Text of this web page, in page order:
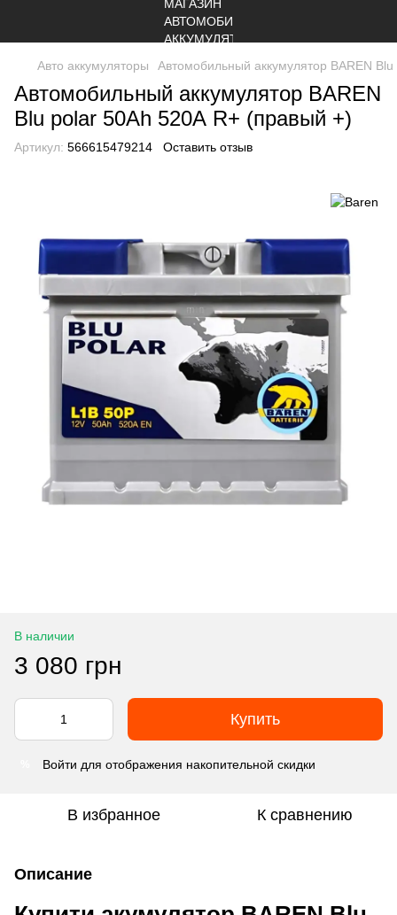
Авто аккумуляторы Автомобильный аккумулятор BAREN
Автомобильный аккумулятор BAREN
Blu polar 50Аh 520А R+ (правый +)
Артикул: 566615479214 Оставить отзыв
В наличии
3 080 грн
Купить
Войти для отображения накопительной скидки
В избранное К сравнению
Описание